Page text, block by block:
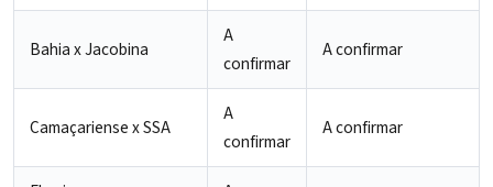
Bahia x Jacobina
A
confirmar
A confirmar
Camaçariense x SSA
A
confirmar
A confirmar